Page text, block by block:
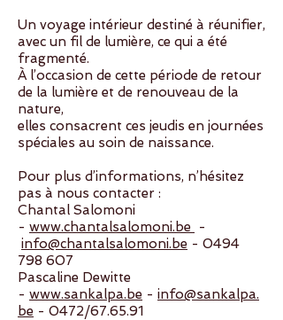
Un voyage intérieur destiné à réunifier,
avec un fil de lumière, ce qui a été
fragmenté.
À l’occasion de cette période de retour
de la lumière et de renouveau de la
nature,
elles consacrent ces jeudis en journées
spéciales au soin de naissance.
Pour plus d’informations, n’hésitez
pas à nous contacter :
Chantal Salomoni
- www.chantalsalomoni.be
-
info@chantalsalomoni.be - 0494
798 607
Pascaline Dewitte
- www.sankalpa.be - info@sankalpa.
be - 0472/67.65.91